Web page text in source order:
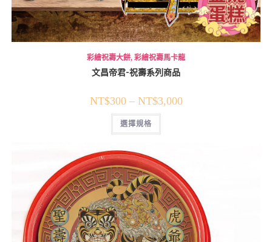
彩繪祝壽大餅, 彩繪祝壽馬卡龍
文昌帝君-祝壽系列商品
NT$300– NT$3,000
選擇規格